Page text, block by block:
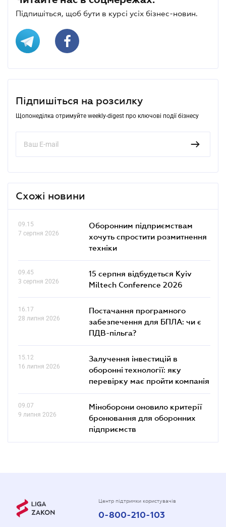
Підпишіться, щоб бути в курсі усіх бізнес-новин.
Підпишіться на розсилку
Щопонеділка отримуйте weekly-digest про ключові події бізнесу
Схожі новини
09.15
7 серпня 2026
Оборонним підприємствам
хочуть спростити розмитнення
техніки
09.45
3 серпня 2026
15 серпня відбудеться Kyiv
Miltech Conference 2026
16.17
28 липня 2026
Постачання програмного
забезпечення для БПЛА: чи є
ПДВ-пільга?
15.12
16 липня 2026
Залучення інвестицій в
оборонні технології: яку
перевірку має пройти компанія
09.07
9 липня 2026
Міноборони оновило критерії
бронювання для оборонних
підприємств
Центр підтримки користувачів
0-800-210-103